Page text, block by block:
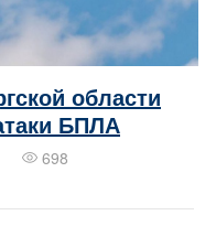
области
БПЛА
698